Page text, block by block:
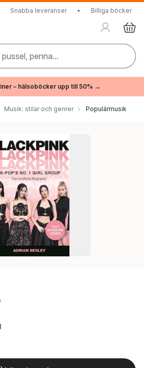
Snabba leveranser • Billiga böcker
penna...
– hälsoböcker upp till 50% →
Musik: stilar och genrer Populärmusik